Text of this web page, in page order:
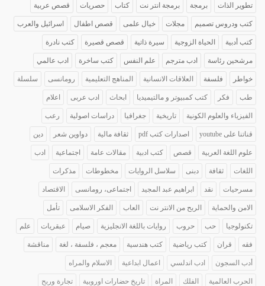
تطوير الذات برمجة برمجة انتر نت كتاب حصريات قصص عربية
كتب ودروس تصميم مجلات خيال علمى قصص اطفال اسرائيل والعرب
كتب أدبية الحياة الزوجية سيرة ذاتية قصص قصيرة كتب نادرة
مرشحين رئاسة ادب مترجم علم النفس كتب ساخرة ادب عالمي
خواطر فلسفة العلاقات الانسانية المناهج التعليمية رومانسى سلسلة
طب فكر كتب كمبيوتر و مالتيميديا ابحاث ادب عربى اعلام
الفيزياء والعلوم الكونية تاريخية جغرافيا دراسات اصولية رعب
قناتنا على youtube اصدارات كتب pdf ثقافة مالية دواوين شعر دين
علوم اللغة العربية قصص كتب ادبية مقالات عامة اجتماعية ادب
اللغات ثقافة دبنى سلاسل الروايات مخطوطات مذكرات
مسرحيات نقد ابراهيم عبد المجيد اجتماعى، رومانسى الاقتصاد
الامن والحماية الربح من الانتر نت العاب الفكر الاسلامى تأمل
تكنولوجيا حب حروب روايات باللغة الانجليزية صيام عبقريات علم
فقه قران كتب رياضية كتب هندسية معجم ، فلسفة ، لغة مناقشة
أدب السجون ادب اندلسي اعمال ابداعية الاسلام والمراه
الحرب العالمية الفلك المراة تاريخ حضارات اوروبية تجارة وربح